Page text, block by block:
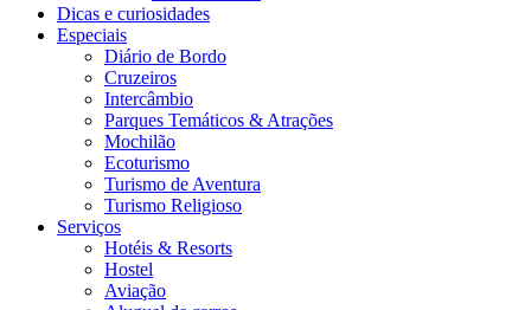
Dicas e curiosidades
Especiais
Diário de Bordo
Cruzeiros
Intercâmbio
Parques Temáticos & Atrações
Mochilão
Ecoturismo
Turismo de Aventura
Turismo Religioso
Serviços
Hotéis & Resorts
Hostel
Aviação